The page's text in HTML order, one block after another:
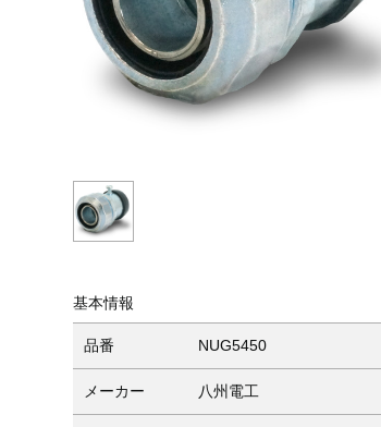
基本情報
品番 NUG5450
メーカー 八州電工